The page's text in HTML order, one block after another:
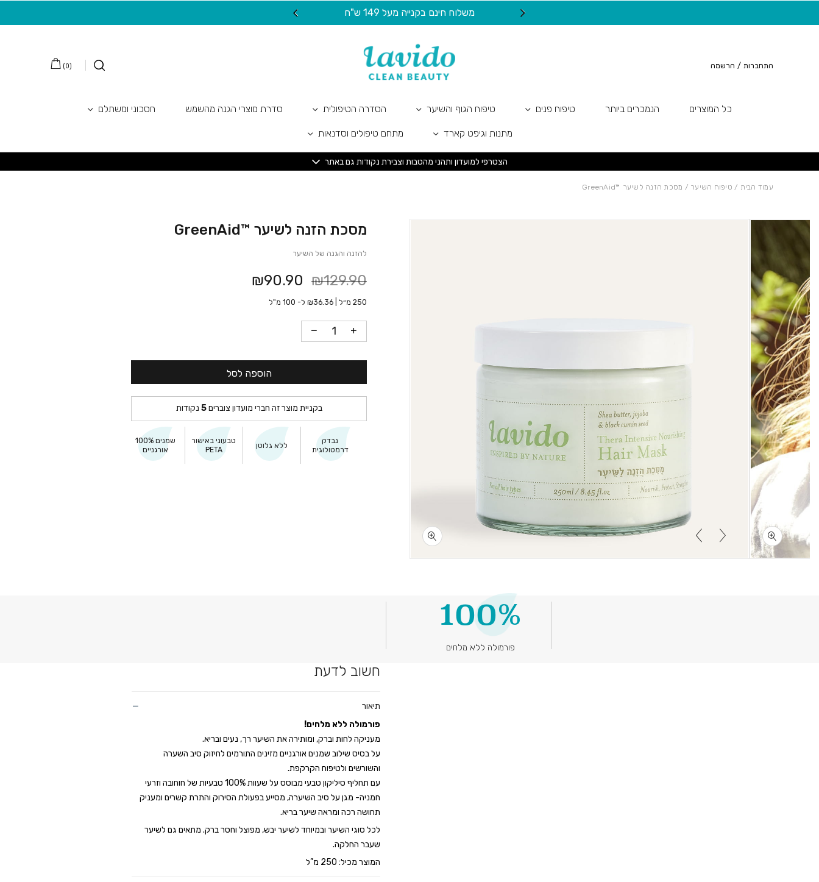
משלוח חינם בקנייה מעל 149 ש"ח
(
0
) התחברות / הרשמה
כל המוצרים הנמכרים ביותר טיפוח פנים טיפוח הגוף והשיער הסדרה הטיפולית סדרת מוצרי הגנה מהשמש חסכוני ומשתלם
מתנות וגיפט קארד מתחם טיפולים וסדנאות
הצטרפי למועדון ותהני מהטבות וצבירת נקודות גם באתר
עמוד הבית / טיפוח השיער / מסכת הזנה לשיער ™GreenAid
מסכת הזנה לשיער ™GreenAid
להזנה והגנה של השיער
₪129.90
₪90.90
250 מ״ל | ₪36.36 ל- 100 מ"ל
הוספה לסל
בקניית מוצר זה חברי מועדון צוברים5 נקודות
נבדק
דרמטולוגית
ללא גלוטן
טבעוני באישור
PETA
שמנים 100%
אורגניים
100%
פורמולה ללא מלחים
חשוב לדעת
תיאור
פורמולה ללא מלחים!
מעניקה לחות וברק, ומותירה את השיער רך, נעים ובריא.
על בסיס שילוב שמנים אורגניים מזינים התורמים לחיזוק סיב השערה
והשורשים ולטיפוח הקרקפת.
עם תחליף סיליקון טבעי מבוסס על שעוות 100% טבעיות של חוחובה וזרעי
חמניה- מגן על סיב השיערה, מסייע בפעולת הסירוק והתרת קשרים ומעניק
תחושה רכה ומראה שיער בריא.
לכל סוגי השיער ובמיוחד לשיער יבש, מפוצל וחסר ברק. מתאים גם לשיער
שעבר החלקה.
המוצר מכיל: 250 מ”ל